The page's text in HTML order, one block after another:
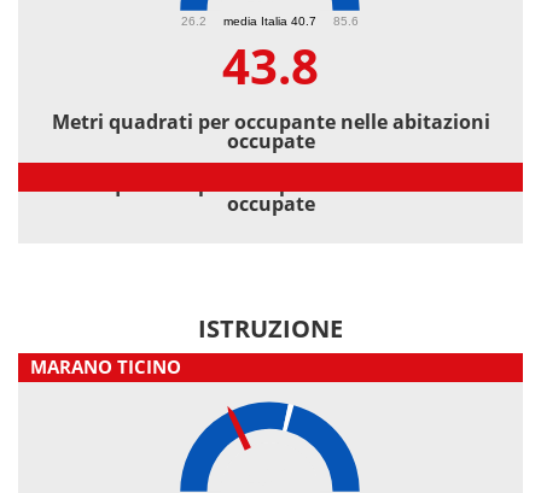
media Italia 40.7
26.2 85.6
43.8
Metri quadrati per occupante nelle abitazioni
occupate
occupate
ISTRUZIONE
MARANO TICINO